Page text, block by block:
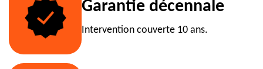
Garantie décennale
Intervention couverte 10 ans.